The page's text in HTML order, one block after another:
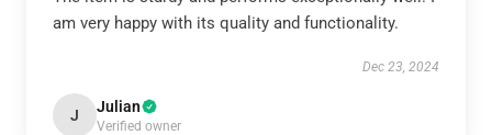
am very happy with its quality and functionality.
Dec 23, 2024
J Julian
Verified owner